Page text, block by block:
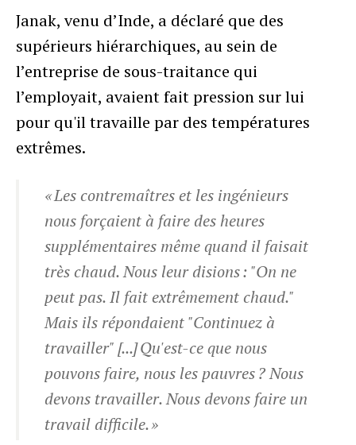
Janak, venu d’Inde, a déclaré que des
supérieurs hiérarchiques, au sein de
l’entreprise de sous-traitance qui
l’employait, avaient fait pression sur lui
pour qu'il travaille par des températures
extrêmes.
« Les contremaîtres et les ingénieurs
nous forçaient à faire des heures
supplémentaires même quand il faisait
très chaud. Nous leur disions : "On ne
peut pas. Il fait extrêmement chaud."
Mais ils répondaient "Continuez à
travailler" [...] Qu'est-ce que nous
pouvons faire, nous les pauvres ? Nous
devons travailler. Nous devons faire un
travail difficile. »